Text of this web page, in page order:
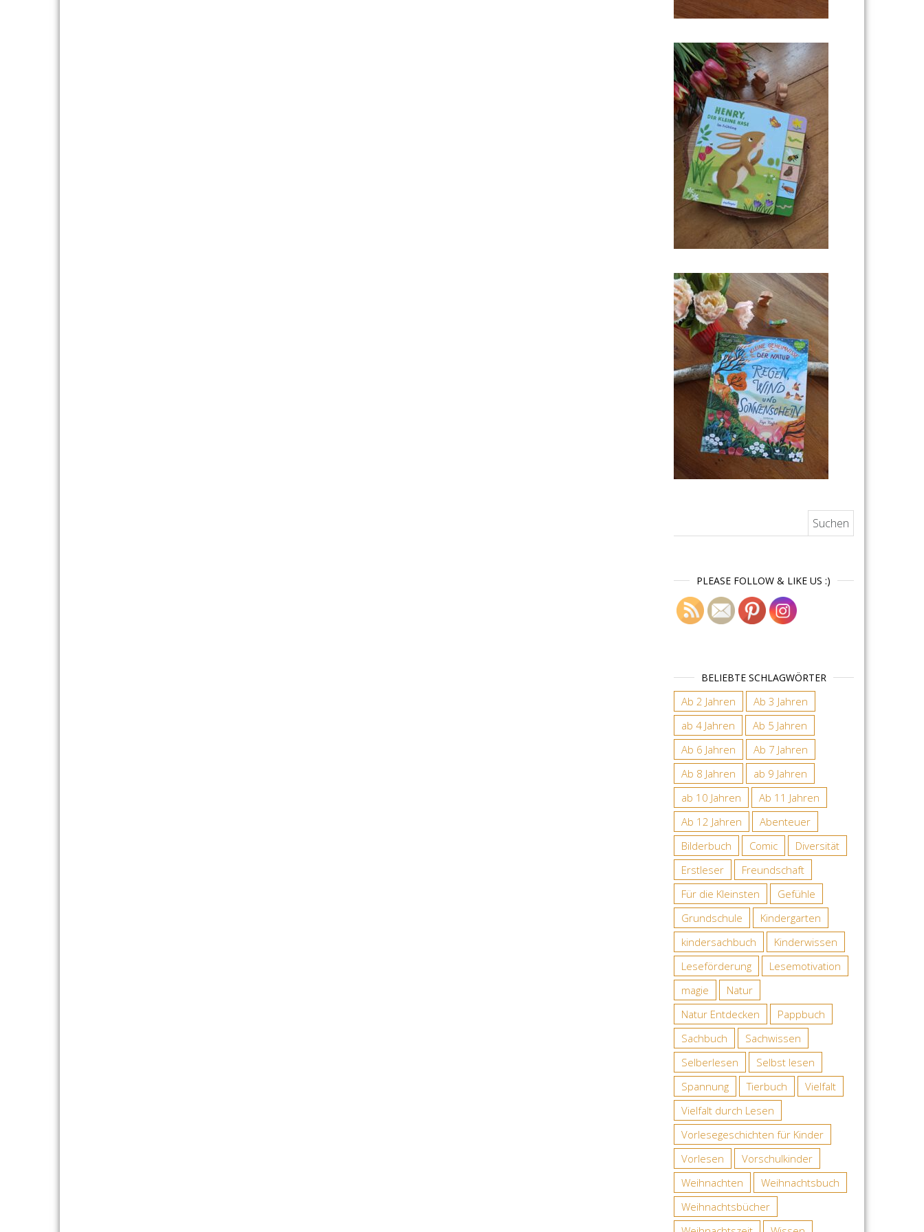
PLEASE FOLLOW & LIKE US :)
BELIEBTE SCHLAGWÖRTER
Ab 2 Jahren
Ab 3 Jahren
ab 4 Jahren
Ab 5 Jahren
Ab 6 Jahren
Ab 7 Jahren
Ab 8 Jahren
ab 9 Jahren
ab 10 Jahren
Ab 11 Jahren
Ab 12 Jahren
Abenteuer
Bilderbuch
Comic
Diversität
Erstleser
Freundschaft
Für die Kleinsten
Gefühle
Grundschule
Kindergarten
kindersachbuch
Kinderwissen
Leseförderung
Lesemotivation
magie
Natur
Natur Entdecken
Pappbuch
Sachbuch
Sachwissen
Selberlesen
Selbst lesen
Spannung
Tierbuch
Vielfalt
Vielfalt durch Lesen
Vorlesegeschichten für Kinder
Vorlesen
Vorschulkinder
Weihnachten
Weihnachtsbuch
Weihnachtsbücher